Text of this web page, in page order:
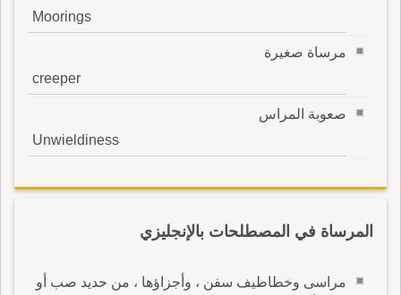
Moorings
مرساة صغيرة
creeper
صعوبة المراس
Unwieldiness
المرساة في المصطلحات بالإنجليزي
مراسى وخطاطيف سفن ، وأجزاؤها ، من حديد صب أو